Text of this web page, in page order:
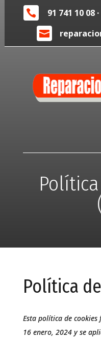
 91 741 10 08 ·

Política
Esta política de
16 enero, 2024 y se